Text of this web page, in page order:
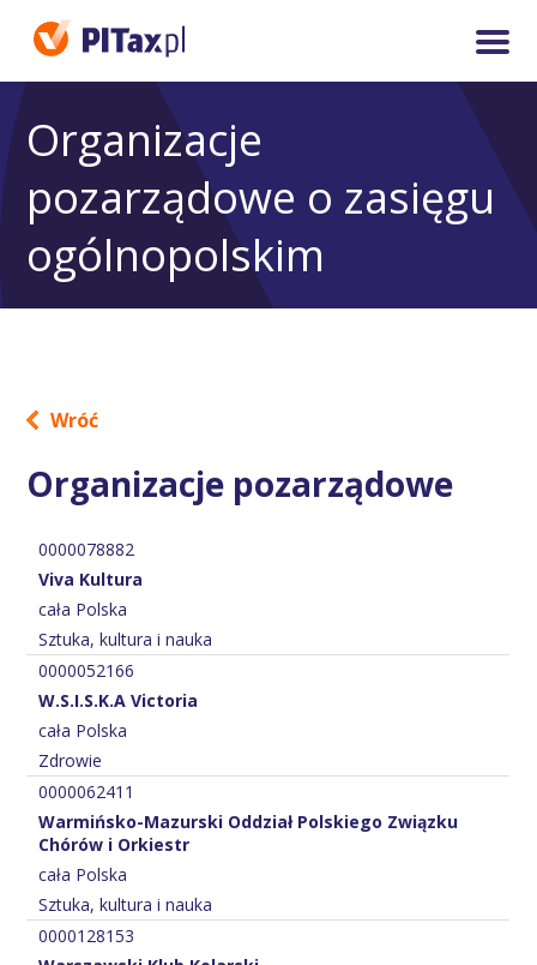
Organizacje
pozarządowe o zasięgu
ogólnopolskim
Wróć
Organizacje pozarządowe
0000078882
Viva Kultura
cała Polska
Sztuka, kultura i nauka
0000052166
W.S.I.S.K.A Victoria
cała Polska
Zdrowie
0000062411
Warmińsko-Mazurski Oddział Polskiego Związku
Chórów i Orkiestr
cała Polska
Sztuka, kultura i nauka
0000128153